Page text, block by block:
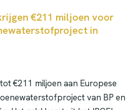
€211 miljoen voor
in
€211 miljoen aan Europese
van BP en